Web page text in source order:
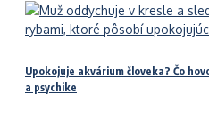
Upokojuje akvárium človeka? Čo
a psychike